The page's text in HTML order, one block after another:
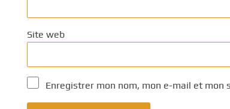
Site web
Enregistrer mon nom, mon e-mail et mon